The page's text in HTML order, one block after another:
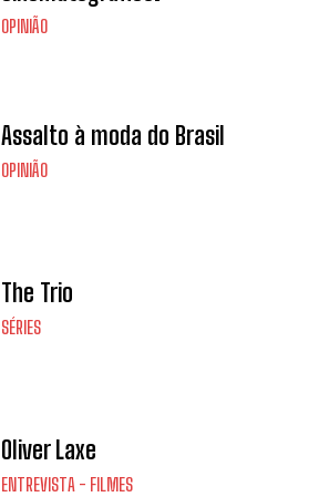
OPINIÃO
Assalto à moda do Brasil
OPINIÃO
The Trio
SÉRIES
Oliver Laxe
ENTREVISTA - FILMES